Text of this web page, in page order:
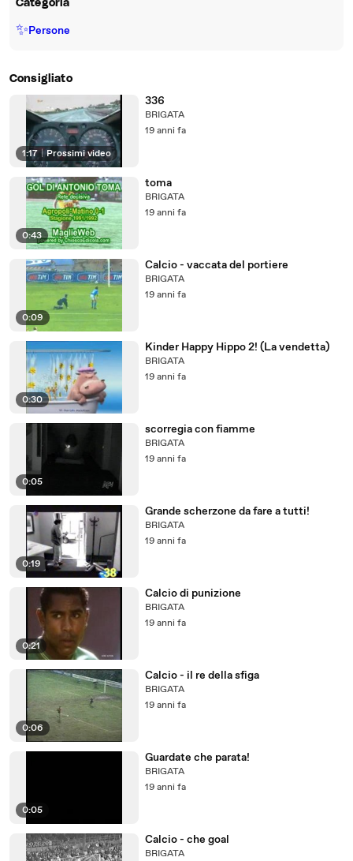
Categoria
✨Persone
Consigliato
1:17 | Prossimi video
336
BRIGATA
19 anni fa
0:43
toma
BRIGATA
19 anni fa
0:09
Calcio - vaccata del portiere
BRIGATA
19 anni fa
0:30
Kinder Happy Hippo 2! (La vendetta)
BRIGATA
19 anni fa
0:05
scorregia con fiamme
BRIGATA
19 anni fa
0:19
Grande scherzone da fare a tutti!
BRIGATA
19 anni fa
0:21
Calcio di punizione
BRIGATA
19 anni fa
0:06
Calcio - il re della sfiga
BRIGATA
19 anni fa
0:05
Guardate che parata!
BRIGATA
19 anni fa
Calcio - che goal
BRIGATA